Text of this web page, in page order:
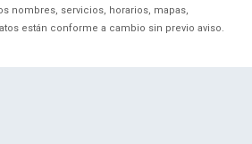
nombres, servicios, horarios, mapas,
están conforme a cambio sin previo aviso.